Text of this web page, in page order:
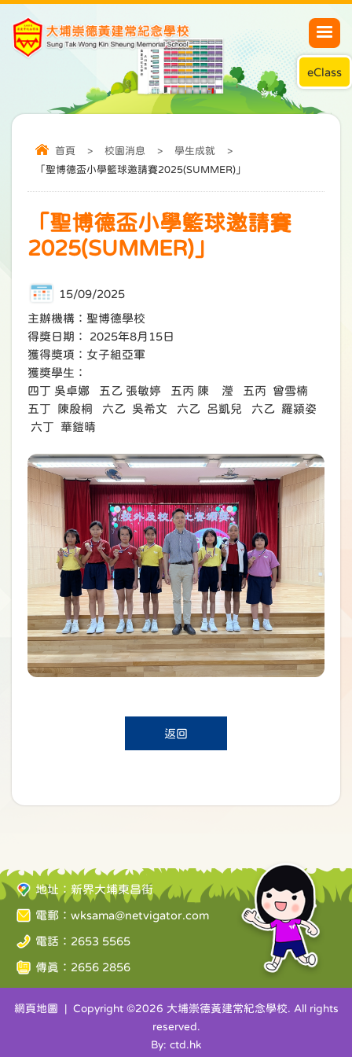
eClass
首頁 > 校園消息 > 學生成就
>
「聖博德盃小學籃球邀請賽2025(SUMMER)」
「聖博德盃小學籃球邀請賽
2025(SUMMER)」
15/09/2025
主辦機構：聖博德學校
得獎日期： 2025年8月15日
獲得獎項：女子組亞軍
獲獎學生：
四丁 吳卓娜 五乙 張敏婷 五丙 陳 瀅 五丙 曾雪楠
五丁 陳殷桐 六乙 吳希文 六乙 呂凱兒 六乙 羅潁姿
六丁 華鎧晴
返回
地址：新界大埔東昌街
電郵： wksama@netvigator.com
電話：2653 5565
傳真：2656 2856
網頁地圖 | Copyright ©2026 大埔崇德黃建常紀念學校. All rights
reserved.
By: ctd.hk